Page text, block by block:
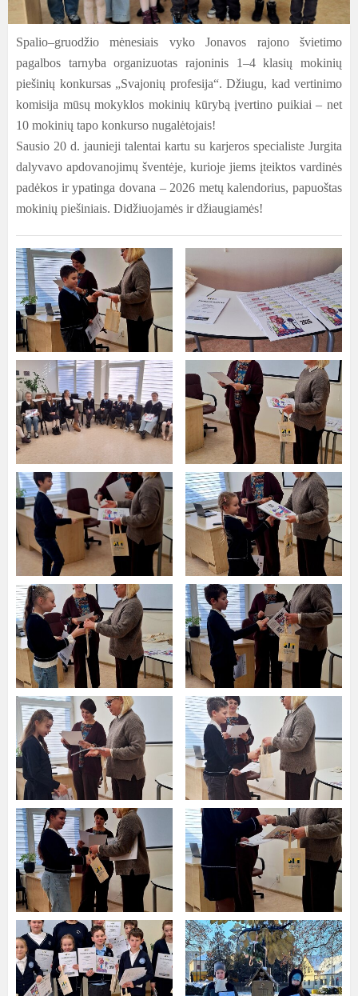
Spalio–gruodžio mėnesiais vyko Jonavos rajono švietimo
pagalbos tarnyba organizuotas rajoninis 1–4 klasių mokinių
piešinių konkursas „Svajonių profesija“. Džiugu, kad vertinimo
komisija mūsų mokyklos mokinių kūrybą įvertino puikiai – net
10 mokinių tapo konkurso nugalėtojais!
Sausio 20 d. jaunieji talentai kartu su karjeros specialiste Jurgita
dalyvavo apdovanojimų šventėje, kurioje jiems įteiktos vardinės
padėkos ir ypatinga dovana – 2026 metų kalendorius, papuoštas
mokinių piešiniais. Didžiuojamės ir džiaugiamės!